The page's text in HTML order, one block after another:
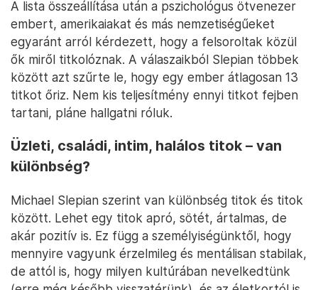
A lista összeállítása után a pszichológus ötvenezer
embert, amerikaiakat és más nemzetiségűeket
egyaránt arról kérdezett, hogy a felsoroltak közül
ők miről titkolóznak. A válaszaikból Slepian többek
között azt szűrte le, hogy egy ember átlagosan 13
titkot őriz. Nem kis teljesítmény ennyi titkot fejben
tartani, pláne hallgatni róluk.
Üzleti, családi, intim, halálos titok – van
különbség?
Michael Slepian szerint van különbség titok és titok
között. Lehet egy titok apró, sötét, ártalmas, de
akár pozitív is. Ez függ a személyiségünktől, hogy
mennyire vagyunk érzelmileg és mentálisan stabilak,
de attól is, hogy milyen kultúrában nevelkedtünk